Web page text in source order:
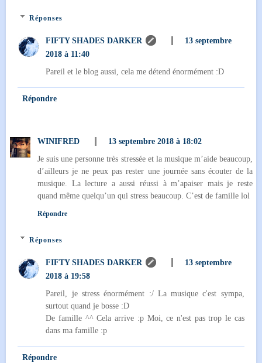
Réponses
FIFTY SHADES DARKER
13 septembre
2018 à 11:40
Pareil et le blog aussi, cela me détend énormément :D
Répondre
WINIFRED
13 septembre 2018 à 18:02
Je suis une personne très stressée et la musique m’aide beaucoup,
d’ailleurs je ne peux pas rester une journée sans écouter de la
musique. La lecture a aussi réussi à m’apaiser mais je reste
quand même quelqu’un qui stress beaucoup. C’est de famille lol
Répondre
Réponses
FIFTY SHADES DARKER
13 septembre
2018 à 19:58
Pareil, je stress énormément :/ La musique c'est sympa,
surtout quand je bosse :D
De famille ^^ Cela arrive :p Moi, ce n'est pas trop le cas
dans ma famille :p
Répondre